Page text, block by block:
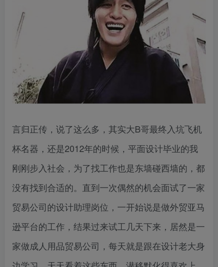
言归正传，说了这么多，其实大B哥最终入坑飞机
杯名器，还是2012年的时候，平面设计毕业的我
刚刚步入社会，为了找工作也是东墙碰西墙的，都
没有找到合适的。直到一次偶然的机会面试了一家
贸易公司的设计助理岗位，一开始说是做外贸亚马
逊平台的工作，结果过来试工几天下来，居然是一
家做成人用品贸易公司，每天就是跟在设计老大身